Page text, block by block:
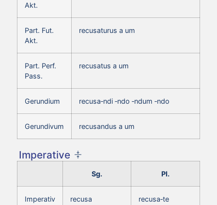
Akt.
Part. Fut.
Akt.
recusaturus a um
Part. Perf.
Pass.
recusatus a um
Gerundium recusa‑ndi ‑ndo ‑ndum ‑ndo
Gerundivum recusandus a um
Imperative
Sg. Pl.
Imperativ
recusa recusa‑te